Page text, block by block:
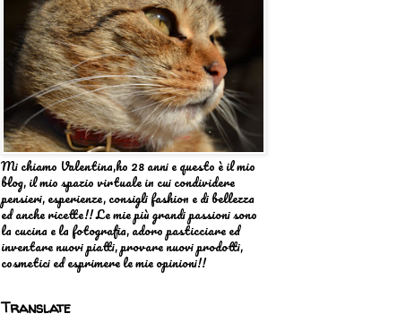
Mi chiamo Valentina,ho 28 anni e questo è il mio
blog, il mio spazio virtuale in cui condividere
pensieri, esperienze, consigli fashion e di bellezza
ed anche ricette!! Le mie più grandi passioni sono
la cucina e la fotografia, adoro pasticciare ed
inventare nuovi piatti, provare nuovi prodotti,
cosmetici ed esprimere le mie opinioni!!
Translate